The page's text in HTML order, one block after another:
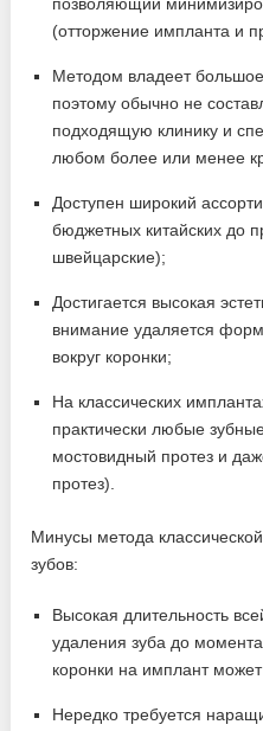
позволяющий
(отторжение импланта и
Методом владеет
поэтому обычно не
подходящую клинику и
любом более или менее
Доступен широкий
бюджетных китайских до
швейцарские);
Достигается высокая
внимание удаляется
вокруг коронки;
На классических
практически любые
мостовидный протез и
протез).
Минусы метода
зубов:
Высокая длительность
удаления зуба до
коронки на имплант
Нередко требуется